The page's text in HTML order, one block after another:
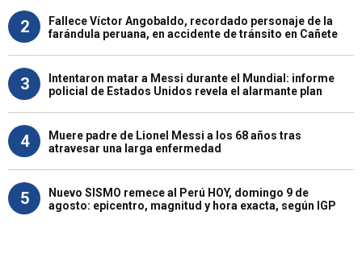
2
Fallece Víctor Angobaldo, recordado personaje de la
farándula peruana, en accidente de tránsito en Cañete
3
Intentaron matar a Messi durante el Mundial: informe
policial de Estados Unidos revela el alarmante plan
4
Muere padre de Lionel Messi a los 68 años tras
atravesar una larga enfermedad
5
Nuevo SISMO remece al Perú HOY, domingo 9 de
agosto: epicentro, magnitud y hora exacta, según IGP